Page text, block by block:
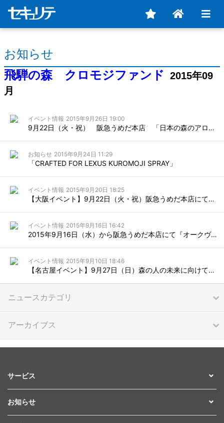
お知らせ
飛騨の森 クロモジファンド
2015年09
月
イベント情報 2015年9月26日 19:00
9月22日（火・祝） 阪急うめだ本店 「日本の森のアロマyuicaフェスタ」が無事終了いたしました。
お知らせ 2015年9月24日 11:29
「CRAFTED FOR LEXUS KUROMOJI SPRAY」
イベント情報 2015年9月20日 18:25
【大阪イベント】9月22日（火・祝）阪急うめだ本店にて「日本の森のアロマフェスタ」を開催いたします。
イベント情報 2015年9月16日 16:42
2015年9月16日（水）から阪急うめだ本店にて『オークヴィレッジ展』が開催されます。
イベント情報 2015年9月10日 18:46
【名古屋イベント】9月27日（日）森の人の未来に向けてのクロモジ講座in名古屋
ニュースカテゴリ
アーカイブス
サービス
お知らせ